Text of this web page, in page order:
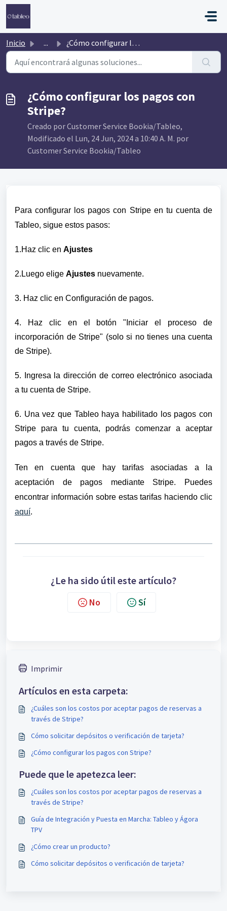
Saltar al contenido principal
Inicio ... ¿Cómo configurar los pagos con Stripe?
¿Cómo configurar los pagos con
Stripe?
Creado por Customer Service Bookia/Tableo,
Modificado el Lun, 24 Jun, 2024 a 10:40 A. M. por
Customer Service Bookia/Tableo
Para configurar los pagos con Stripe en tu cuenta de
Tableo, sigue estos pasos:
1.Haz clic en Ajustes
2.Luego elige Ajustes nuevamente.
3. Haz clic en Configuración de pagos.
4. Haz clic en el botón "Iniciar el proceso de
incorporación de Stripe" (solo si no tienes una cuenta
de Stripe).
5.
Ingresa la dirección de correo electrónico asociada
a tu cuenta de Stripe.
6. Una vez que Tableo haya habilitado los pagos con
Stripe para tu cuenta, podrás comenzar a aceptar
pagos a través de Stripe.
Ten en cuenta que hay tarifas asociadas a la
aceptación de pagos mediante Stripe. Puedes
encontrar información sobre estas tarifas haciendo clic
aquí.
¿Le ha sido útil este artículo?
No Sí
Imprimir
Artículos en esta carpeta:
¿Cuáles son los costos por aceptar pagos de reservas a
través de Stripe?
Cómo solicitar depósitos o verificación de tarjeta?
¿Cómo configurar los pagos con Stripe?
Puede que le apetezca leer:
¿Cuáles son los costos por aceptar pagos de reservas a
través de Stripe?
Guía de Integración y Puesta en Marcha: Tableo y Ágora
TPV
¿Cómo crear un producto?
Cómo solicitar depósitos o verificación de tarjeta?